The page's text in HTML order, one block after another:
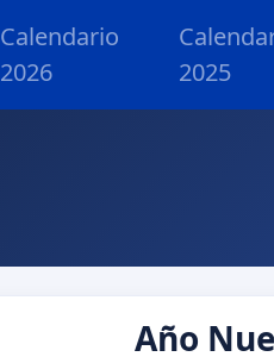
Calendario
2026
2025
Año